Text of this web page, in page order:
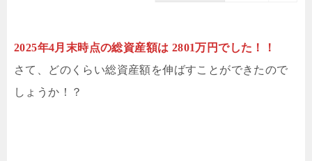
2025年4月末時点の総資産額は 2801万円でした！！
さて、どのくらい総資産額を伸ばすことができたので
しょうか！？